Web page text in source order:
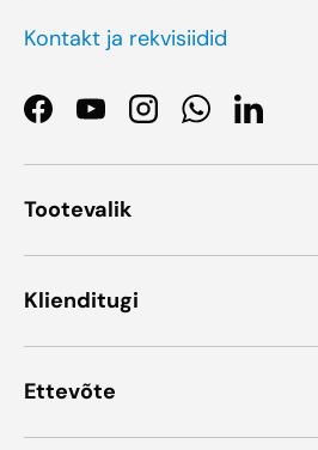
Kontakt ja rekvisiidid
Facebook
YouTubeInstagramWhatsApp
LinkedIn
Tootevalik
Klienditugi
Ettevõte